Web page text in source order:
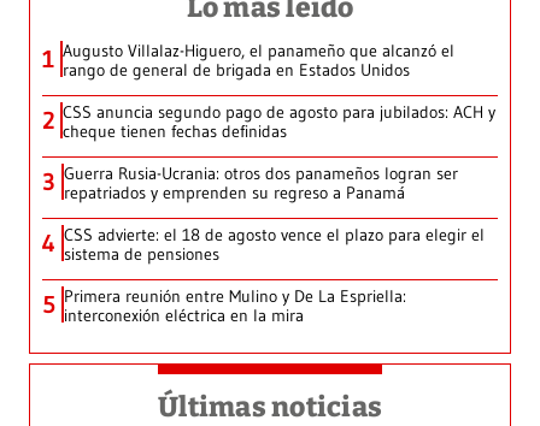
Lo más leído
1 Augusto Villalaz-Higuero, el panameño que alcanzó el
rango de general de brigada en Estados Unidos
2 CSS anuncia segundo pago de agosto para jubilados: ACH y
cheque tienen fechas definidas
3 Guerra Rusia-Ucrania: otros dos panameños logran ser
repatriados y emprenden su regreso a Panamá
4 CSS advierte: el 18 de agosto vence el plazo para elegir el
sistema de pensiones
5 Primera reunión entre Mulino y De La Espriella:
interconexión eléctrica en la mira
Últimas noticias